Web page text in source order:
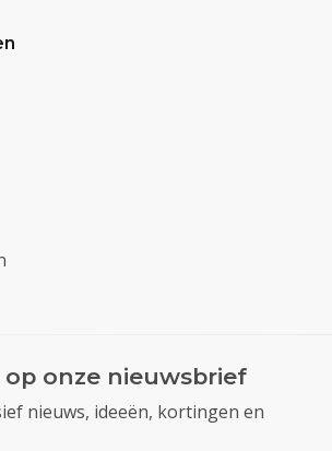
onze nieuwsbrief
nieuws, ideeën, kortingen en